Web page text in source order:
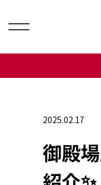
2025.02.17
御殿